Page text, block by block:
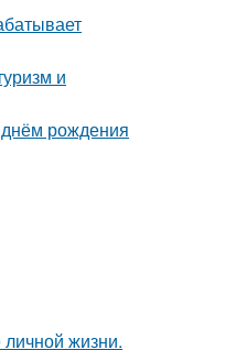
и
рождения
личной жизни.